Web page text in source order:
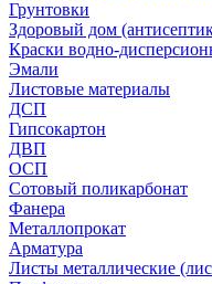
Грунтовки
Здоровый дом
Краски водно-
Эмали
Листовые материалы
ДСП
Гипсокартон
ДВП
ОСП
Сотовый поликарбонат
Фанера
Металлопрокат
Арматура
Листы металлические